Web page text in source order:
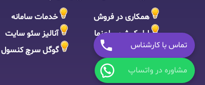
تماس با کارشناس
مشاوره در واتساپ
همکاری در فروش
خدمات سامانه
اپلیکیشن راهنما
آنالیز سئو سایت
قوانین و مقررات
گوگل سرچ کنسول